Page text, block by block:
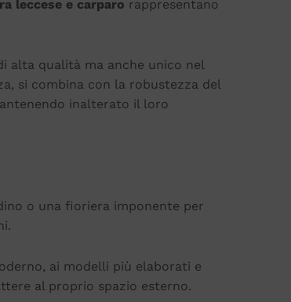
leccese e carparo rappresentano
alta qualità ma anche unico nel
si combina con la robustezza del
inalterato il loro
o una fioriera imponente per
ai modelli più elaborati e
al proprio spazio esterno.